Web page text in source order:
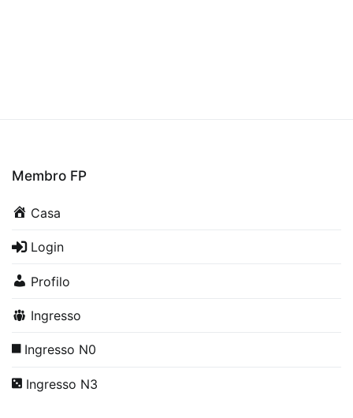
Membro FP
Casa
Login
Profilo
Ingresso
Ingresso N0
Ingresso N3